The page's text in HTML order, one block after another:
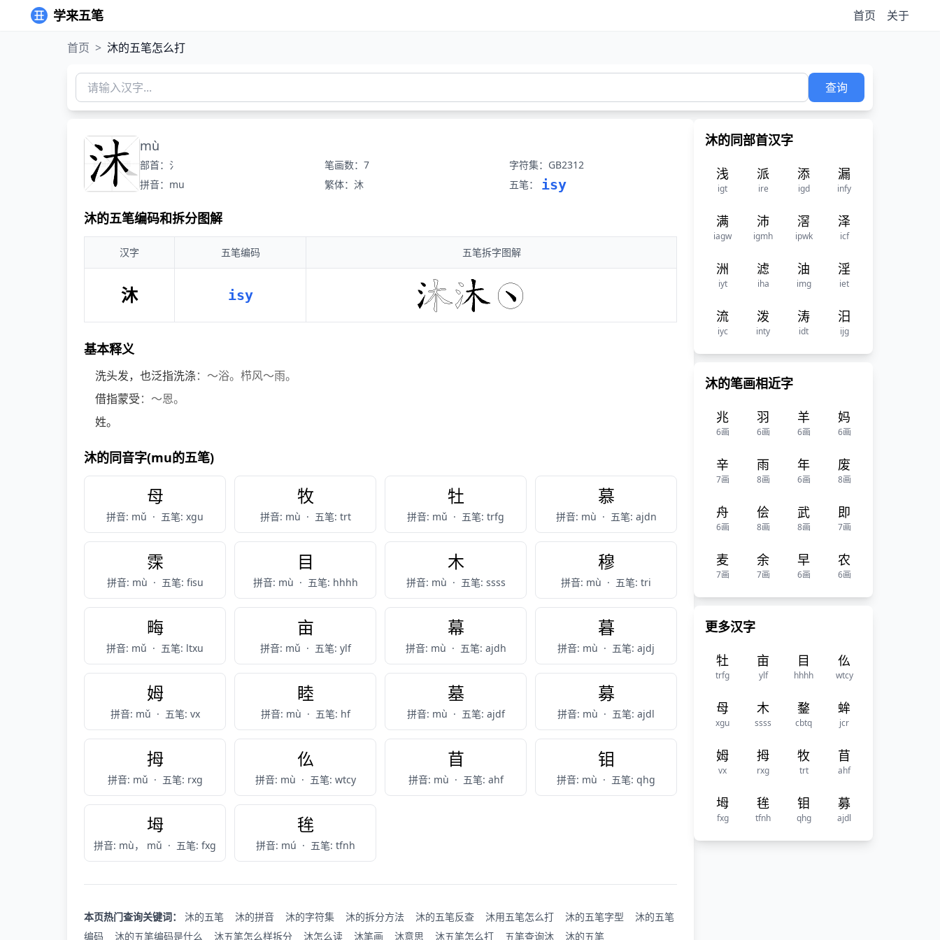
学来五笔 首页 关于
首页 > 沐的五笔怎么打
查询
mù
部首：氵 笔画数：7
字符集：GB2312
拼音：mu
繁体：沐 五笔：
isy
沐的五笔编码和拆分图解
汉字 五笔编码 五笔拆字图解
沐 isy
基本释义
洗头发，也泛指洗涤：～浴。栉风～雨。
借指蒙受：～恩。
姓。
沐的同音字(mu的五笔)
母
拼音: mǔ · 五笔: xgu
牧
拼音: mù · 五笔: trt
牡
拼音: mǔ · 五笔: trfg
慕
拼音: mù · 五笔: ajdn
霂
拼音: mù · 五笔: fisu
目
拼音: mù · 五笔: hhhh
木
拼音: mù · 五笔: ssss
穆
拼音: mù · 五笔: tri
畮
拼音: mǔ · 五笔: ltxu
亩
拼音: mǔ · 五笔: ylf
幕
拼音: mù · 五笔: ajdh
暮
拼音: mù · 五笔: ajdj
姆
拼音: mǔ · 五笔: vx
睦
拼音: mù · 五笔: hf
墓
拼音: mù · 五笔: ajdf
募
拼音: mù · 五笔: ajdl
拇
拼音: mǔ · 五笔: rxg
仫
拼音: mù · 五笔: wtcy
苜
拼音: mù · 五笔: ahf
钼
拼音: mù · 五笔: qhg
坶
拼音: mù， mǔ · 五笔: fxg
毪
拼音: mú · 五笔: tfnh
本页热门查询关键词： 沐的五笔 沐的拼音 沐的字符集 沐的拆分方法 沐的五笔反查 沐用五笔怎么打 沐的五笔字型
沐的五笔
编码
沐的五笔编码是什么 沐五笔怎么样拆分 沐怎么读 沐笔画 沐意思 沐五笔怎么打 五笔查询沐 沐的五笔
沐的同部首汉字
浅
igt
派
ire
添
igd
漏
infy
满
iagw
沛
igmh
滘
ipwk
泽
icf
洲
iyt
滤
iha
油
img
淫
iet
流
iyc
泼
inty
涛
idt
汨
ijg
沐的笔画相近字
兆
6画
羽
6画
羊
6画
妈
6画
辛
7画
雨
8画
年
6画
废
8画
舟
6画
侩
8画
武
8画
即
7画
麦
7画
余
7画
早
6画
农
6画
更多汉字
牡
trfg
亩
ylf
目
hhhh
仫
wtcy
母
xgu
木
ssss
鍪
cbtq
蛑
jcr
姆
vx
拇
rxg
牧
trt
苜
ahf
坶
fxg
毪
tfnh
钼
qhg
募
ajdl